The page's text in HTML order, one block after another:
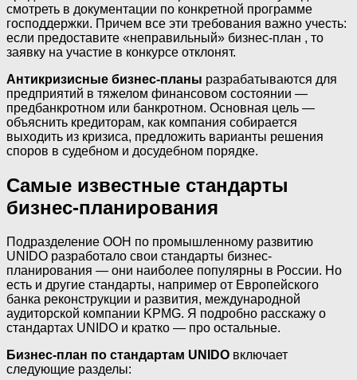
смотреть в документации по конкретной программе
господдержки. Причем все эти требования важно учесть:
если предоставите «неправильный» бизнес-план , то
заявку на участие в конкурсе отклонят.
Антикризисные бизнес-планы разрабатываются для
предприятий в тяжелом финансовом состоянии —
предбанкротном или банкротном. Основная цель —
объяснить кредиторам, как компания собирается
выходить из кризиса, предложить варианты решения
споров в судебном и досудебном порядке.
Самые известные стандарты
бизнес-планирования
Подразделение ООН по промышленному развитию
UNIDO разработало свои стандарты бизнес-
планирования — они наиболее популярны в России. Но
есть и другие стандарты, например от Европейского
банка реконструкции и развития, международной
аудиторской компании KPMG. Я подробно расскажу о
стандартах UNIDO и кратко — про остальные.
Бизнес-план по стандартам UNIDO включает
следующие разделы: